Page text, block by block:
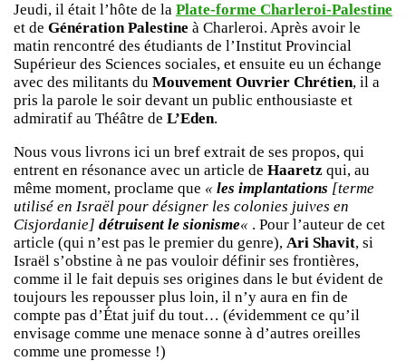
Jeudi, il était l’hôte de la Plate-forme Charleroi-Palestine
et de Génération Palestine à Charleroi. Après avoir le
matin rencontré des étudiants de l’Institut Provincial
Supérieur des Sciences sociales, et ensuite eu un échange
avec des militants du Mouvement Ouvrier Chrétien, il a
pris la parole le soir devant un public enthousiaste et
admiratif au Théâtre de L’Eden.
Nous vous livrons ici un bref extrait de ses propos, qui
entrent en résonance avec un article de Haaretz qui, au
même moment, proclame que « les implantations [terme
utilisé en Israël pour désigner les colonies juives en
Cisjordanie] détruisent le sionisme« . Pour l’auteur de cet
article (qui n’est pas le premier du genre), Ari Shavit, si
Israël s’obstine à ne pas vouloir définir ses frontières,
comme il le fait depuis ses origines dans le but évident de
toujours les repousser plus loin, il n’y aura en fin de
compte pas d’État juif du tout… (évidemment ce qu’il
envisage comme une menace sonne à d’autres oreilles
comme une promesse !)